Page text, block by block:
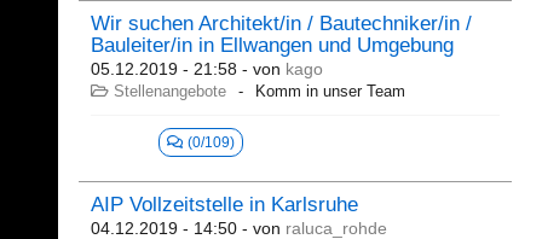
Wir suchen Architekt/in / Bautechniker/in /
Bauleiter/in in Ellwangen und Umgebung
05.12.2019 - 21:58 - von kago
Stellenangebote Komm in unser Team
(0/109)
AIP Vollzeitstelle in Karlsruhe
04.12.2019 - 14:50 - von raluca_rohde